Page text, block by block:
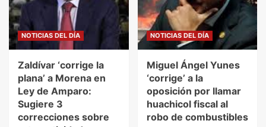
NOTICIAS DEL DÍA
Zaldívar ‘corrige la
plana’ a Morena en
Ley de Amparo:
Sugiere 3
correcciones sobre
NOTICIAS DEL DÍA
Miguel Ángel Yunes
‘corrige’ a la
oposición por llamar
huachicol fiscal al
robo de combustibles